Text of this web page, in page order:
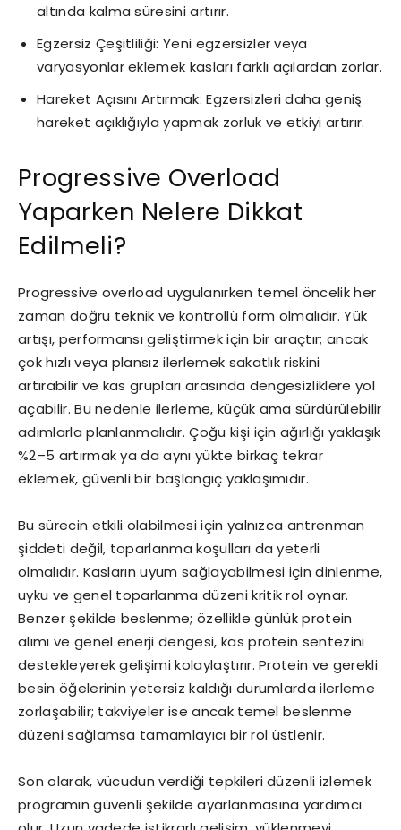
altında kalma süresini artırır.
Egzersiz Çeşitliliği: Yeni egzersizler veya
varyasyonlar eklemek kasları farklı açılardan zorlar.
Hareket Açısını Artırmak: Egzersizleri daha geniş
hareket açıklığıyla yapmak zorluk ve etkiyi artırır.
Progressive Overload
Yaparken Nelere Dikkat
Edilmeli?
Progressive overload uygulanırken temel öncelik her
zaman doğru teknik ve kontrollü form olmalıdır. Yük
artışı, performansı geliştirmek için bir araçtır; ancak
çok hızlı veya plansız ilerlemek sakatlık riskini
artırabilir ve kas grupları arasında dengesizliklere yol
açabilir. Bu nedenle ilerleme, küçük ama sürdürülebilir
adımlarla planlanmalıdır. Çoğu kişi için ağırlığı yaklaşık
%2–5 artırmak ya da aynı yükte birkaç tekrar
eklemek, güvenli bir başlangıç yaklaşımıdır.
Bu sürecin etkili olabilmesi için yalnızca antrenman
şiddeti değil, toparlanma koşulları da yeterli
olmalıdır. Kasların uyum sağlayabilmesi için dinlenme,
uyku ve genel toparlanma düzeni kritik rol oynar.
Benzer şekilde beslenme; özellikle günlük protein
alımı ve genel enerji dengesi, kas protein sentezini
destekleyerek gelişimi kolaylaştırır. Protein ve gerekli
besin öğelerinin yetersiz kaldığı durumlarda ilerleme
zorlaşabilir; takviyeler ise ancak temel beslenme
düzeni sağlamsa tamamlayıcı bir rol üstlenir.
Son olarak, vücudun verdiği tepkileri düzenli izlemek
programın güvenli şekilde ayarlanmasına yardımcı